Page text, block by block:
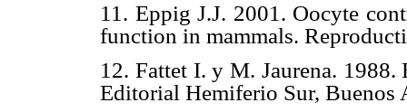
11. Eppig J.J. 2001. Oocyte
function in mammals.
12. Fattet I. y M. Jaurena. 1988.
Editorial Hemiferio Sur, Buenos